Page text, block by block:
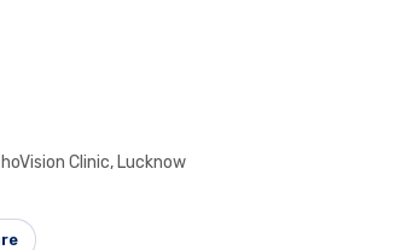
Clinic, Lucknow